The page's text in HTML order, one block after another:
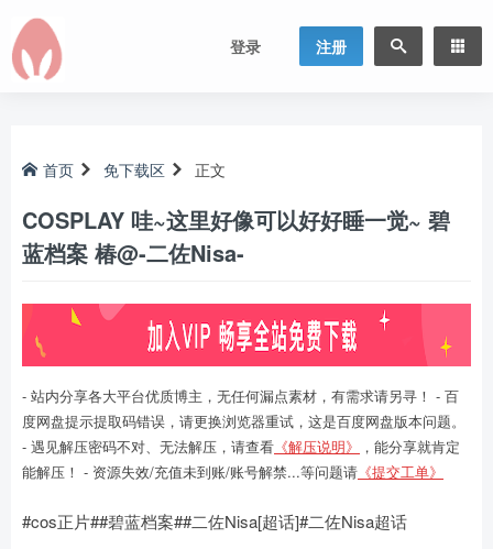
登录 注册
首页 免下载区 正文
COSPLAY 哇~这里好像可以好好睡一觉~ 碧
蓝档案 椿@-二佐Nisa-
- 站内分享各大平台优质博主，无任何漏点素材，有需求请另寻！ - 百
度网盘提示提取码错误，请更换浏览器重试，这是百度网盘版本问题。
- 遇见解压密码不对、无法解压，请查看 《解压说明》
，能分享就肯定
能解压！ - 资源失效/充值未到账/账号解禁...等问题请 《提交工单》
#cos正片##碧蓝档案##二佐Nisa[超话]#二佐Nisa超话